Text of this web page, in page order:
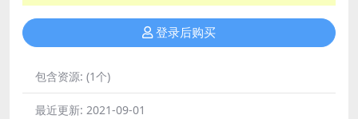
登录后购买
包含资源: (1个)
最近更新: 2021-09-01